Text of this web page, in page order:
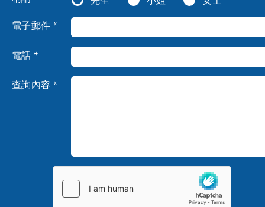
電子郵件 *
電話 *
查詢內容 *